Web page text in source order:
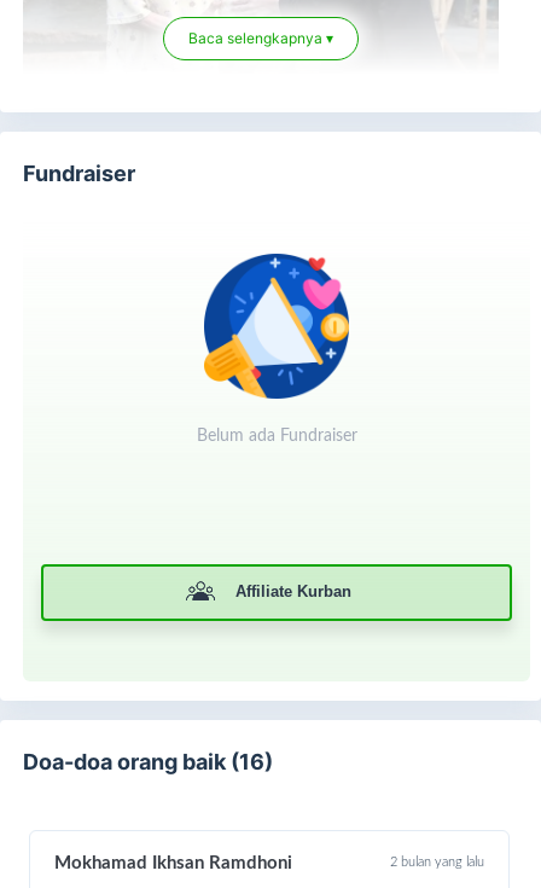
membutuhkan.
Alasan Mengapa Kurban di Dompet Dhuafa Jabar?
Distribusi ke wilayah membutuhkan (wilayah miskin,
tertinggal, daerah pedalaman, wilayah yang
daging hewan kurban, serta wilayah bencana/rentan
konflik)
Baca selengkapnya ▾
Fundraiser
Belum ada Fundraiser
Affiliate Kurban
Doa-doa orang baik (16)
Mokhamad Ikhsan Ramdhoni 2 bulan yang lalu